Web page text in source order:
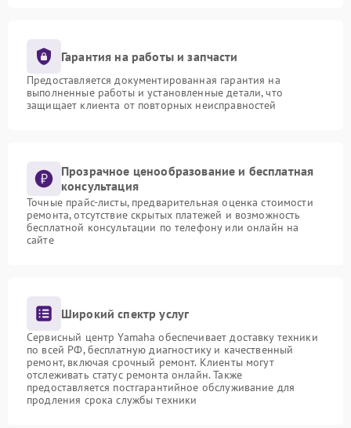
Гарантия на работы и запчасти
Предоставляется документированная гарантия на
выполненные работы и установленные детали, что
защищает клиента от повторных неисправностей
Прозрачное ценообразование и бесплатная
консультация
Точные прайс-листы, предварительная оценка стоимости
ремонта, отсутствие скрытых платежей и возможность
бесплатной консультации по телефону или онлайн на
сайте
Широкий спектр услуг
Сервисный центр Yamaha обеспечивает доставку техники
по всей РФ, бесплатную диагностику и качественный
ремонт, включая срочный ремонт. Клиенты могут
отслеживать статус ремонта онлайн. Также
предоставляется постгарантийное обслуживание для
продления срока службы техники